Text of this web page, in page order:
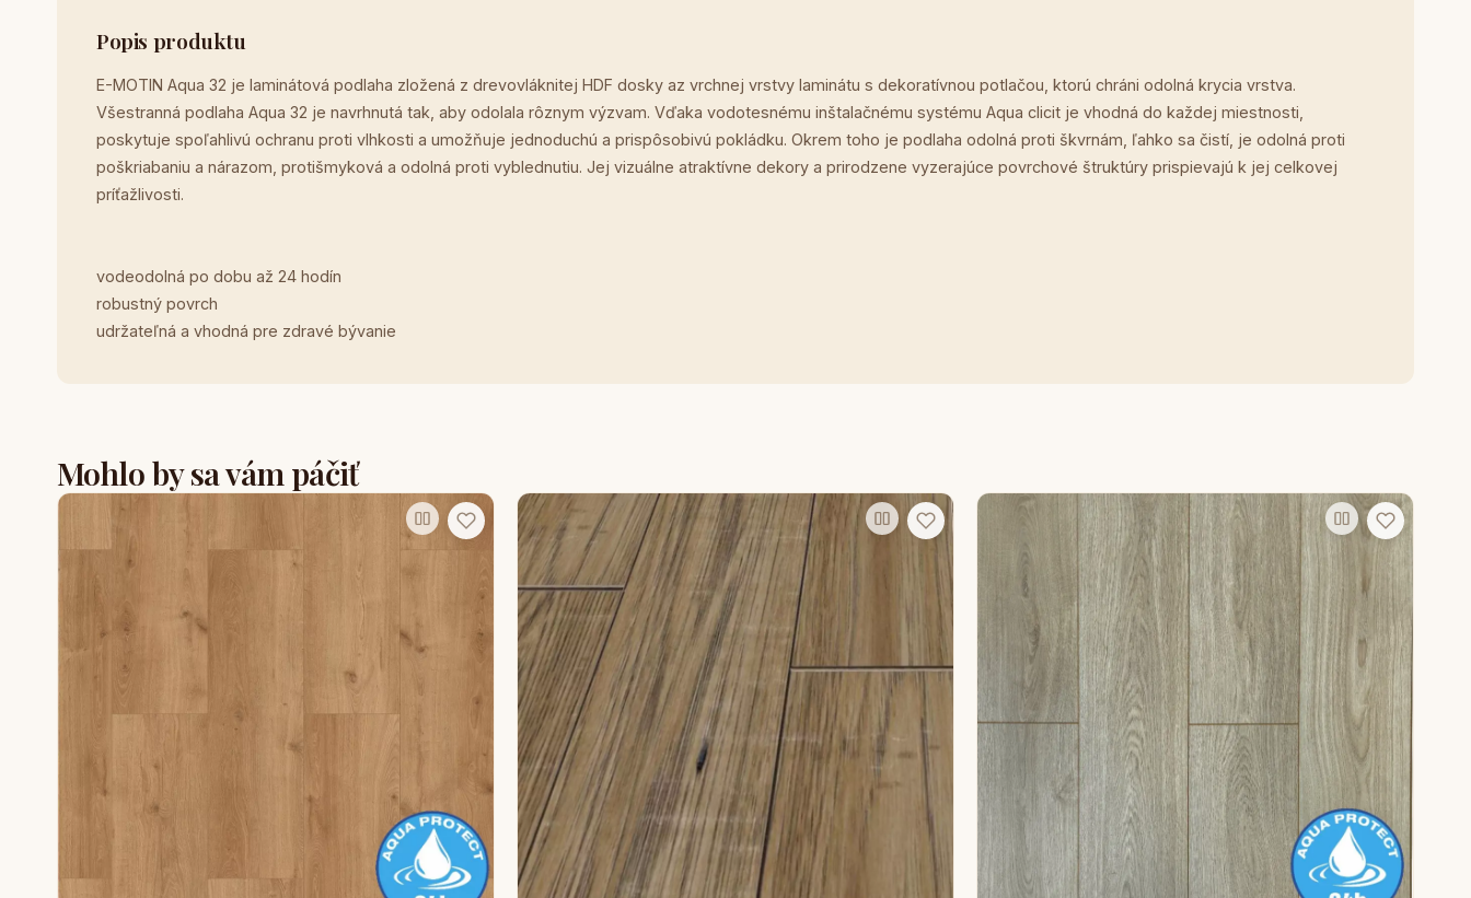
Popis produktu
E-MOTIN Aqua 32 je laminátová podlaha zložená z drevovláknitej HDF dosky az vrchnej vrstvy laminátu s dekoratívnou potlačou, ktorú chráni odolná krycia vrstva.
Všestranná podlaha Aqua 32 je navrhnutá tak, aby odolala rôznym výzvam. Vďaka vodotesnému inštalačnému systému Aqua clicit je vhodná do každej miestnosti,
poskytuje spoľahlivú ochranu proti vlhkosti a umožňuje jednoduchú a prispôsobivú pokládku. Okrem toho je podlaha odolná proti škvrnám, ľahko sa čistí, je odolná proti
poškriabaniu a nárazom, protišmyková a odolná proti vyblednutiu. Jej vizuálne atraktívne dekory a prirodzene vyzerajúce povrchové štruktúry prispievajú k jej celkovej
príťažlivosti.
vodeodolná po dobu až 24 hodín
robustný povrch
udržateľná a vhodná pre zdravé bývanie
Mohlo by sa vám páčiť